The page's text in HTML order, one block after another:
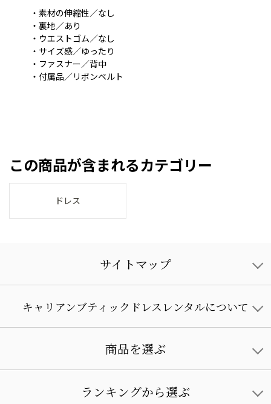
・素材の伸縮性／なし
・裏地／あり
・ウエストゴム／なし
・サイズ感／ゆったり
・ファスナー／背中
・付属品／リボンベルト
この商品が含まれるカテゴリー
ドレス
サイトマップ
キャリアンブティックドレスレンタルについて
商品を選ぶ
ランキングから選ぶ